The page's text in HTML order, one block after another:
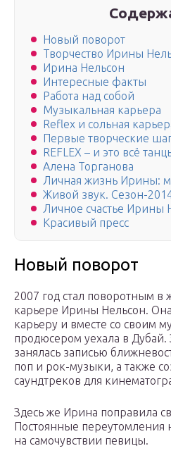
Новый поворот
Творчество Ирины
Ирина Нельсон
Интересные факты
Работа над собой
Музыкальная карьера
Reflex и сольная
Первые творческие
REFLEX – и это всё
Алена Торганова
Личная жизнь Ирины:
Живой звук. Сезон-
Личное счастье Ирины
Красивый пресс
Новый поворот
2007 год стал поворотным в
карьере Ирины Нельсон.
карьеру и вместе со своим
продюсером уехала в Дубай.
занялась записью
поп и рок-музыки, а также
саундтреков для
Здесь же Ирина поправила
Постоянные переутомления
на самочувствии певицы.